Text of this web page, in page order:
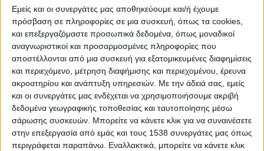
Εμείς και οι συνεργάτες μας αποθηκεύουμε και/ή έχουμε
πρόσβαση σε πληροφορίες σε μια συσκευή, όπως τα cookies,
και επεξεργαζόμαστε προσωπικά δεδομένα, όπως μοναδικοί
αναγνωριστικοί και προσαρμοσμένες πληροφορίες που
αποστέλλονται από μια συσκευή για εξατομικευμένες διαφημίσεις
και περιεχόμενο, μέτρηση διαφήμισης και περιεχομένου, έρευνα
ακροατηρίου και ανάπτυξη υπηρεσιών. Με την άδειά σας, εμείς
και οι συνεργάτες μας ενδέχεται να χρησιμοποιήσουμε ακριβή
δεδομένα γεωγραφικής τοποθεσίας και ταυτοποίησης μέσω
σάρωσης συσκευών. Μπορείτε να κάνετε κλικ για να συναινέσετε
στην επεξεργασία από εμάς και τους 1538 συνεργάτες μας όπως
περιγράφεται παραπάνω. Εναλλακτικά, μπορείτε να κάνετε κλικ
Ο γενικότερος σκοπός της μέρας τόσο στην αρχή
όσο και ως σήμερα ήταν να ευαισθητοποιήσει τον
κόσμο γύρω από θέματα υγείας που αφορούν τα
αγόρια και τους άνδρες. Παράλληλα, στόχος ήταν
να βελτιωθούν οι σχέσεις των φύλων, να
προωθηθεί περαιτέρω η ισότητα μεταξύ των
φύλων, αλλά και να προωθηθούν σωστά και υγιή
ανδρικά πρότυπα.
Έτσι, λοιπόν η Παγκόσμια Ημέρα του Άνδρα είναι